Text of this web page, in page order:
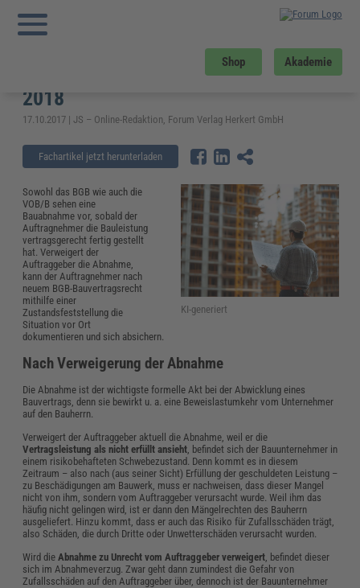
Shop Akademie
Sie sind hier: Bau und Gebäudemanagement»Neues
Bauvertragsrecht: Alternativen zur Abnahme nach BGB 2018
Neues Bauvertragsrecht:
Alternativen zur Abnahme nach BGB
2018
17.10.2017 | JS – Online-Redaktion, Forum Verlag Herkert GmbH
Fachartikel jetzt herunterladen
KI-generiert
Sowohl das BGB wie auch die
VOB/B sehen eine
Bauabnahme vor, sobald der
Auftragnehmer die Bauleistung
vertragsgerecht fertig gestellt
hat. Verweigert der
Auftraggeber die Abnahme,
kann der Auftragnehmer nach
neuem BGB-Bauvertragsrecht
mithilfe einer
Zustandsfeststellung die
Situation vor Ort
dokumentieren und sich absichern.
Nach Verweigerung der Abnahme
Die Abnahme ist der wichtigste formelle Akt bei der Abwicklung eines
Bauvertrags, denn sie bewirkt u. a. eine Beweislastumkehr vom Unternehmer
auf den Bauherrn.
Verweigert der Auftraggeber aktuell die Abnahme, weil er die
Vertragsleistung als nicht erfüllt ansieht, befindet sich der Bauunternehmer in
einem risikobehafteten Schwebezustand. Denn kommt es in diesem
Zeitraum – also nach (aus seiner Sicht) Erfüllung der geschuldeten Leistung –
zu Beschädigungen am Bauwerk, muss er nachweisen, dass dieser Mangel
nicht von ihm, sondern vom Auftraggeber verursacht wurde. Weil ihm das
häufig nicht gelingen wird, ist er dann den Mängelrechten des Bauherrn
ausgeliefert. Hinzu kommt, dass er auch das Risiko für Zufallsschäden trägt,
also Schäden, die durch Dritte oder Unwetterschäden verursacht wurden.
Wird dieAbnahme zu Unrecht vom Auftraggeber verweigert, befindet dieser
sich im Abnahmeverzug. Zwar geht dann zumindest die Gefahr von
Zufallsschäden auf den Auftraggeber über, dennoch ist der Bauunternehmer